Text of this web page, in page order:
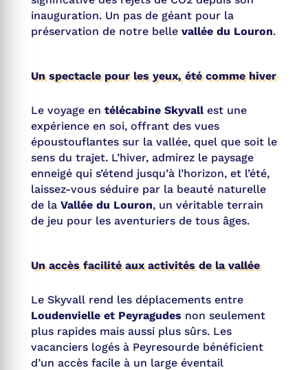
inauguration. Un pas de géant pour la
préservation de notre belle vallée du Louron.
Un spectacle pour les yeux, été comme hiver
Le voyage en télécabine Skyvallest une
expérience en soi, offrant des vues
époustouflantes sur la vallée, quel que soit le
sens du trajet. L’hiver, admirez le paysage
enneigé qui s’étend jusqu’à l’horizon, et l’été,
laissez-vous séduire par la beauté naturelle
de la Vallée du Louron, un véritable terrain
de jeu pour les aventuriers de tous âges.
Un accès facilité aux activités de la vallée
Le Skyvall rend les déplacements entre
Loudenvielle et Peyragudes non seulement
plus rapides mais aussi plus sûrs. Les
vacanciers logés à Peyresourde bénéficient
d’un accès facile à un large éventail